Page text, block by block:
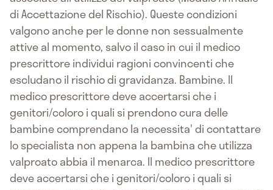
di Accettazione del Rischio). Queste condizioni
valgono anche per le donne non sessualmente
attive al momento, salvo il caso in cui il medico
prescrittore individui ragioni convincenti che
escludano il rischio di gravidanza. Bambine. Il
medico prescrittore deve accertarsi che i
genitori/coloro i quali si prendono cura delle
bambine comprendano la necessita' di contattare
lo specialista non appena la bambina che utilizza
valproato abbia il menarca. Il medico prescrittore
deve accertarsi che i genitori/coloro i quali si